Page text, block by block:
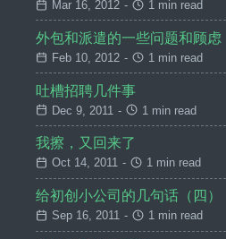
Mar 16, 2012 - 1 min read
外包和派遣的一些问题和顾虑
Feb 10, 2012 - 1 min read
吐槽招聘几件事
Dec 9, 2011 - 1 min read
我擦，又回来了
Oct 14, 2011 - 1 min read
给初创小公司的几句话（四）
Sep 16, 2011 - 1 min read